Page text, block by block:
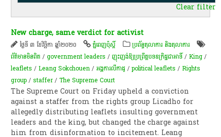
Clear filter
New charge, same verdict for activist
ថ្ងៃទី ៣ ខែវិច្ឆិកា ឆ្នាំ២០២០ ភ្នំពេញប៉ុស្តិ៍
ប្រព័ន្ធតុលាការ និងតុលាការ
ព័ត៌មាន​មិន​ពិត /government leaders /ញុះញង់​ឱ្យ​ប្រព្រឹត្ត​បទឧក្រិដ្ឋ​ជាអាទិ៍/King /
leaflets /Leang Sokchouen /អង្គការលីកាដូ /political leaflets /Rights
group /staffer/The Supreme Court
The Supreme Court on Friday upheld a conviction
against a staffer from the rights group Licadho for
allegedly distributing leaflets insulting government
leaders and the king, but changed the charge against
him from disinformation to incitement. Leang